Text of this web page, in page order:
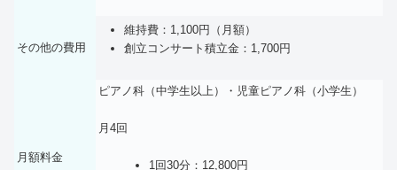
その他の費用
維持費：1,100円（月額）
創立コンサート積立金：1,700円
月額料金
ピアノ科（中学生以上）・児童ピアノ科（小学生）
月4回
1回30分：12,800円